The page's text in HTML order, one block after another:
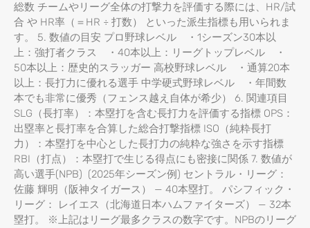
総数 チームやリーグ全体の打撃力を評価する際には、HR/試
合 や HR率（＝HR ÷ 打数） といった派生指標も用いられま
す。 5. 数値の目安 プロ野球レベル ・1シーズン30本以
上：強打者クラス ・40本以上：リーグトップレベル ・
50本以上：歴史的スラッガー 高校野球レベル ・通算20本
以上：長打力に優れる選手 中学硬式野球レベル ・年間数
本でも非常に優秀（フェンス越え自体が希少） 6. 関連項目
SLG（長打率）：本塁打を含む長打力を評価する指標 OPS：
出塁率と長打率を合算した総合打撃指標 ISO（純粋長打
力）：本塁打を中心とした長打力の純粋な強さを示す指標
RBI（打点）：本塁打で生じる得点にも密接に関係 7. 数値が
高い選手(NPB) (2025年シーズン例) セントラル・リーグ：
佐藤 輝明（阪神タイガース） — 40本塁打。 パシフィック・
リーグ： レイエス（北海道日本ハムファイターズ） — 32本
塁打。 ※上記はリーグ最多クラスの数字です。NPBのリーグ